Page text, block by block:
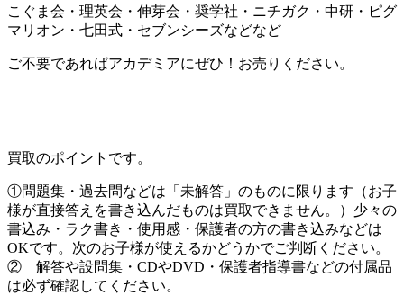
こぐま会・理英会・伸芽会・奨学社・ニチガク・中研・ピグ
マリオン・七田式・セブンシーズなどなど
ご不要であればアカデミアにぜひ！お売りください。
買取のポイントです。
①問題集・過去問などは「未解答」のものに限ります（お子
様が直接答えを書き込んだものは買取できません。）少々の
書込み・ラク書き・使用感・保護者の方の書き込みなどは
OKです。次のお子様が使えるかどうかでご判断ください。
② 解答や設問集・CDやDVD・保護者指導書などの付属品
は必ず確認してください。